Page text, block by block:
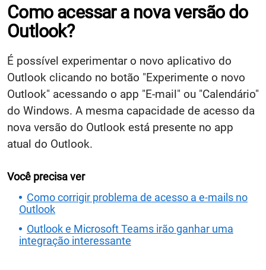
Como acessar a nova versão do
Outlook?
É possível experimentar o novo aplicativo do
Outlook clicando no botão "Experimente o novo
Outlook" acessando o app "E-mail" ou "Calendário"
do Windows. A mesma capacidade de acesso da
nova versão do Outlook está presente no app
atual do Outlook.
Você precisa ver
Como corrigir problema de acesso a e-mails no
Outlook
Outlook e Microsoft Teams irão ganhar uma
integração interessante